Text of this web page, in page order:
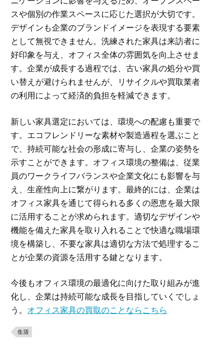
スや個別の作業スペースに応じた選択が大切です。
デザインも企業のブランドイメージを表現する要素
として無視できません。洗練された家具は来訪者に
好印象を与え、オフィス全体の雰囲気を向上させま
す。企業が成長する過程では、古い家具の処分や買
い替えが避けられませんが、リサイクルや買取業者
の利用によって経済的負担を軽減できます。
新しい家具選定においては、環境への配慮も重要で
す。エコフレンドリーな素材や製造過程を選ぶこと
で、持続可能な社会の形成に寄与し、企業の姿勢を
示すことができます。オフィス環境の整備は、従業
員のワークライフバランスや企業文化にも影響を与
え、生産性向上に繋がります。最終的には、企業は
オフィス家具を通じて得られる多くの恩恵を最大限
に活用することが求められます。適切なデザインや
機能を備えた家具を取り入れることで快適な職場環
境を構築し、不要な家具は適切な方法で処理するこ
とが企業の資源を活用する鍵となります。
今後もオフィス環境の最適化に向けた取り組みが進
化し、企業は持続可能な成長を目指していくでしょ
う。 オフィス家具の買取のことならこちら
生活